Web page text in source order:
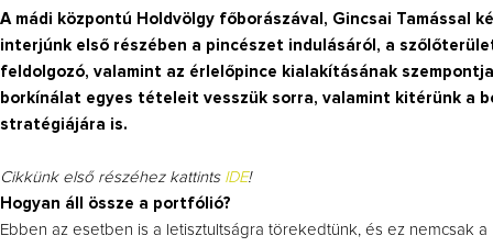
A mádi központú Holdvölgy főborászával, Gincsai Tamással
interjúnk első részében a pincészet indulásáról, a
feldolgozó, valamint az érlelőpince kialakításának
borkínálat egyes tételeit vesszük sorra, valamint kitérünk a
stratégiájára is.
Cikkünk első részéhez kattints IDE!
Hogyan áll össze a portfólió?
Ebben az esetben is a letisztultságra törekedtünk, és ez nemcsak a